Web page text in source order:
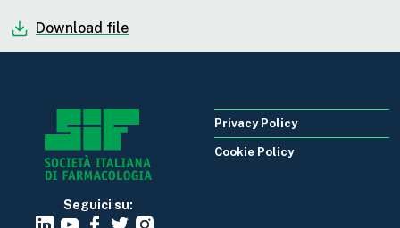
Download file
Seguici su:
Privacy Policy
Cookie Policy